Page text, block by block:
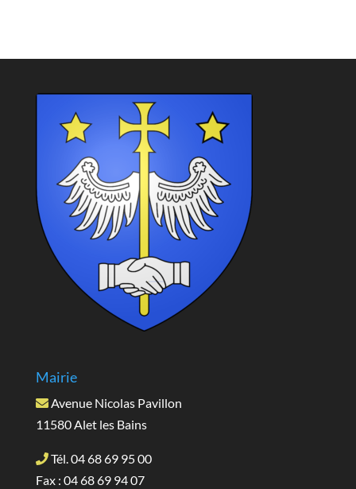
Mairie
Avenue Nicolas Pavillon
11580 Alet les Bains
Tél. 04 68 69 95 00
Fax : 04 68 69 94 07